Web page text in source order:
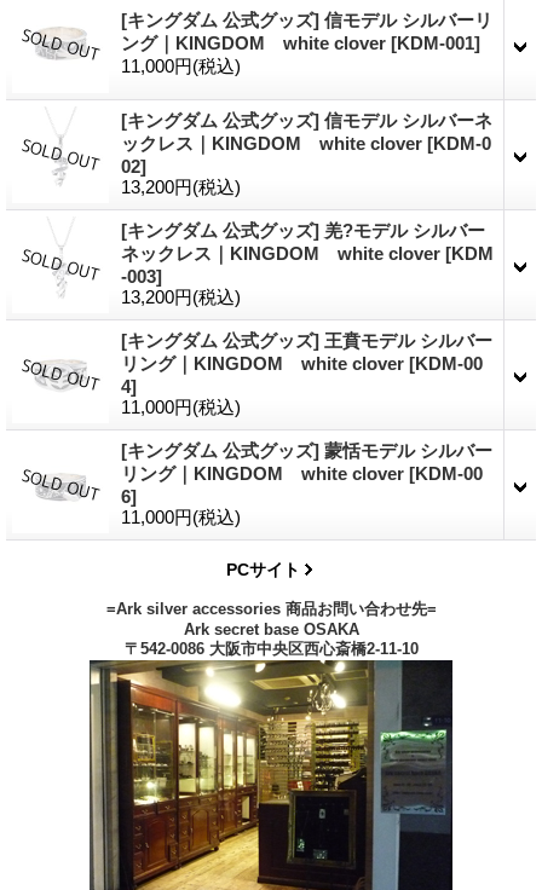
[キングダム 公式グッズ] 信モデル シルバーリ
ング｜KINGDOM white clover [KDM-001]
11,000円(税込)
[キングダム 公式グッズ] 信モデル シルバーネ
ックレス｜KINGDOM white clover [KDM-0
02]
13,200円(税込)
[キングダム 公式グッズ] 羌?モデル シルバー
ネックレス｜KINGDOM white clover [KDM
-003]
13,200円(税込)
[キングダム 公式グッズ] 王賁モデル シルバー
リング｜KINGDOM white clover [KDM-00
4]
11,000円(税込)
[キングダム 公式グッズ] 蒙恬モデル シルバー
リング｜KINGDOM white clover [KDM-00
6]
11,000円(税込)
PCサイト
=Ark silver accessories 商品お問い合わせ先=
Ark secret base OSAKA
〒542-0086 大阪市中央区西心斎橋2-11-10